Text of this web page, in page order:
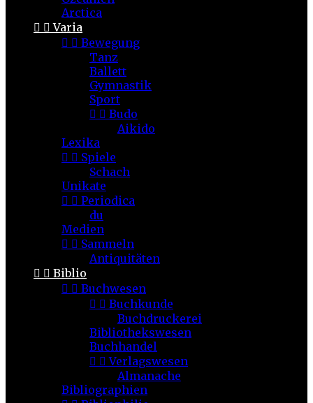
Arctica
  Varia
  Bewegung
Tanz
Ballett
Gymnastik
Sport
  Budo
Aikido
Lexika
  Spiele
Schach
Unikate
  Periodica
du
Medien
  Sammeln
Antiquitäten
  Biblio
  Buchwesen
  Buchkunde
Buchdruckerei
Bibliothekswesen
Buchhandel
  Verlagswesen
Almanache
Bibliographien